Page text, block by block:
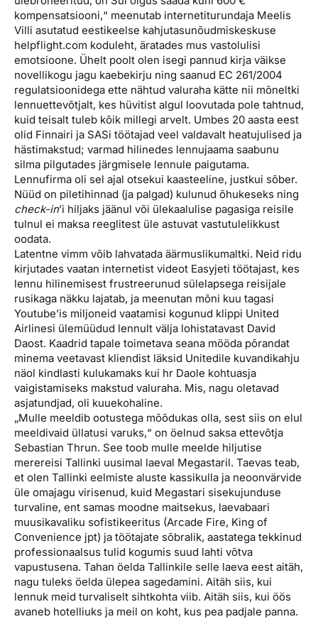
kompensatsiooni,“ meenutab internetiturundaja Meelis
Villi asutatud eestikeelse kahjutasunõudmiskeskuse
helpflight.com koduleht, äratades mus vastolulisi
emotsioone. Ühelt poolt olen isegi pannud kirja väikse
novellikogu jagu kaebekirju ning saanud EC 261/2004
regulatsioonidega ette nähtud valuraha kätte nii mõneltki
lennuettevõtjalt, kes hüvitist algul loovutada pole tahtnud,
kuid teisalt tuleb kõik millegi arvelt. Umbes 20 aasta eest
olid Finnairi ja SASi töötajad veel valdavalt heatujulised ja
hästimakstud; varmad hilinedes lennujaama saabunu
silma pilgutades järgmisele lennule paigutama.
Lennufirma oli sel ajal otsekui kaasteeline, justkui sõber.
Nüüd on piletihinnad (ja palgad) kulunud õhukeseks ning
check-in’i hiljaks jäänul või ülekaalulise pagasiga reisile
tulnul ei maksa reeglitest üle astuvat vastutulelikkust
oodata.
Latentne vimm võib lahvatada äärmuslikumaltki. Neid ridu
kirjutades vaatan internetist videot Easyjeti töötajast, kes
lennu hilinemisest frustreerunud sülelapsega reisijale
rusikaga näkku lajatab, ja meenutan mõni kuu tagasi
Youtube’is miljoneid vaatamisi kogunud klippi United
Airlinesi ülemüüdud lennult välja lohistatavast David
Daost. Kaadrid tapale toimetava seana mööda põrandat
minema veetavast kliendist läksid Unitedile kuvandikahju
näol kindlasti kulukamaks kui hr Daole kohtuasja
vaigistamiseks makstud valuraha. Mis, nagu oletavad
asjatundjad, oli kuuekohaline.
„Mulle meeldib ootustega mõõdukas olla, sest siis on elul
meeldivaid üllatusi varuks,“ on öelnud saksa ettevõtja
Sebastian Thrun. See toob mulle meelde hiljutise
merereisi Tallinki uusimal laeval Megastaril. Taevas teab,
et olen Tallinki eelmiste aluste kassikulla ja neoonvärvide
üle omajagu virisenud, kuid Megastari sisekujunduse
turvaline, ent samas moodne maitsekus, laevabaari
muusikavaliku sofistikeeritus (Arcade Fire, King of
Convenience jpt) ja töötajate sõbralik, aastatega tekkinud
professionaalsus tulid kogumis suud lahti võtva
vapustusena. Tahan öelda Tallinkile selle laeva eest aitäh,
nagu tuleks öelda ülepea sagedamini. Aitäh siis, kui
lennuk meid turvaliselt sihtkohta viib. Aitäh siis, kui öös
avaneb hotelliuks ja meil on koht, kus pea padjale panna.